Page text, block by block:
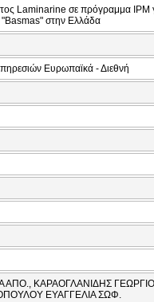
Laminarine σε πρόγραμμα IPM
"Basmas" στην Ελλάδα
Ευρωπαϊκά - Διεθνή
ΚΑΡΑΟΓΛΑΝΙΔΗΣ
ΕΥΑΓΓΕΛΙΑ ΣΩΦ.